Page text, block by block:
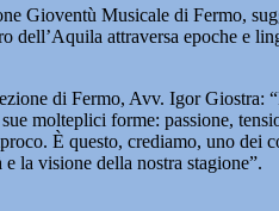
Gioventù Musicale di Fermo,
attraversa epoche e
di Fermo, Avv. Igor Giostra:
molteplici forme: passione,
È questo, crediamo, uno
la visione della nostra stagione”.